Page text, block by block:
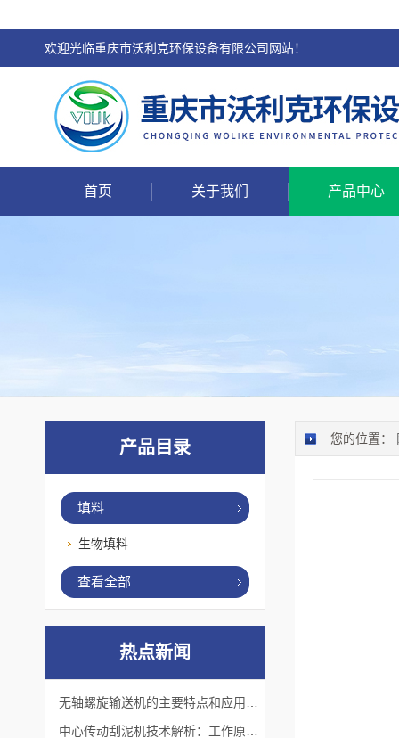
欢迎光临重庆市沃利克环保设备有限公司网站！
首页 关于我们 产品中心
您的位置：
产品目录
填料
生物填料
查看全部
热点新闻